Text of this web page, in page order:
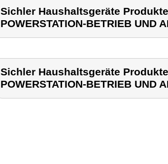
Sichler Haushaltsgeräte Produkte
POWERSTATION-BETRIEB UND
Sichler Haushaltsgeräte Produkte
POWERSTATION-BETRIEB UND